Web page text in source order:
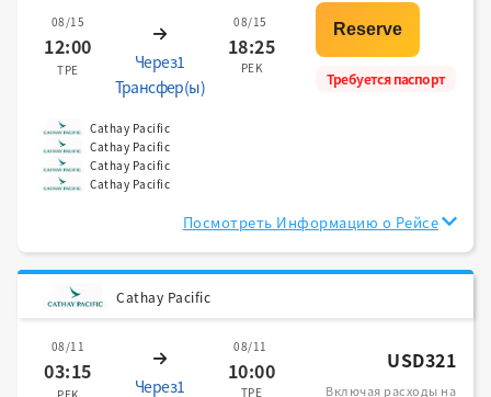
08/15
12:00
TPE
Через1
Трансфер(ы)
08/15
18:25
PEK
Требуется паспорт
Cathay Pacific
Cathay Pacific
Cathay Pacific
Cathay Pacific
Посмотреть Информацию о Рейсе
Cathay Pacific
08/11
03:15
Через1
08/11
10:00
TPE
USD321
Включая расходы на